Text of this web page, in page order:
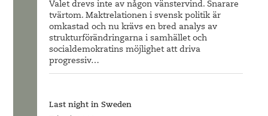
Valet drevs inte av någon vänstervind. Snarare
tvärtom. Maktrelationen i svensk politik är
omkastad och nu krävs en bred analys av
strukturförändringarna i samhället och
socialdemokratins möjlighet att driva
progressiv…
Last night in Sweden